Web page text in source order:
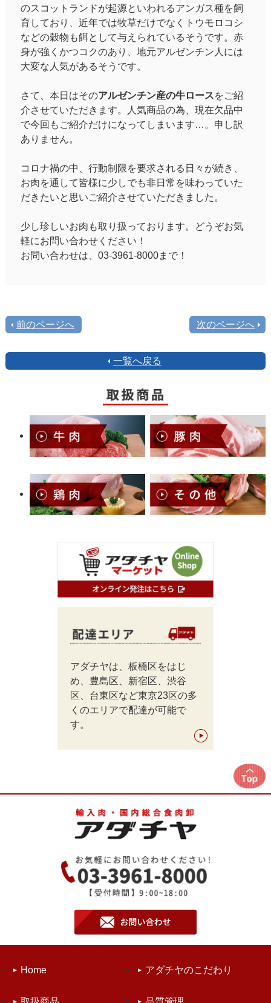
のスコットランドが起源といわれるアンガス種を飼
育しており、近年では牧草だけでなくトウモロコシ
などの穀物も餌として与えられているそうです。赤
身が強くかつコクのあり、地元アルゼンチン人には
大変な人気があるそうです。
さて、本日はそのアルゼンチン産の牛ロースをご紹
介させていただきます。人気商品の為、現在欠品中
で今回もご紹介だけになってしまいます…。申し訳
ありません。
コロナ禍の中、行動制限を要求される日々が続き、
お肉を通して皆様に少しでも非日常を味わっていた
だきたいと思いご紹介させていただきました。
少し珍しいお肉も取り扱っております。どうぞお気
軽にお問い合わせください！
お問い合わせは、03-3961-8000まで！
前のページへ 次のページへ
一覧へ戻る
アダチヤは、板橋区をはじ
め、豊島区、新宿区、渋谷
区、台東区など東京23区の多
くのエリアで配達が可能で
す。
Home アダチヤのこだわり